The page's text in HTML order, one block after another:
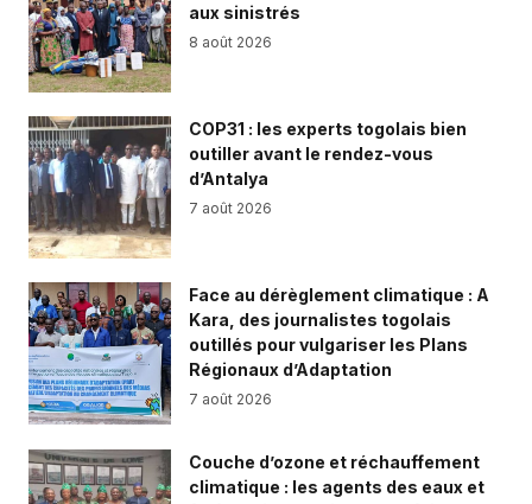
aux sinistrés
8 août 2026
COP31 : les experts togolais bien
outiller avant le rendez-vous
d’Antalya
7 août 2026
Face au dérèglement climatique : A
Kara, des journalistes togolais
outillés pour vulgariser les Plans
Régionaux d’Adaptation
7 août 2026
Couche d’ozone et réchauffement
climatique : les agents des eaux et